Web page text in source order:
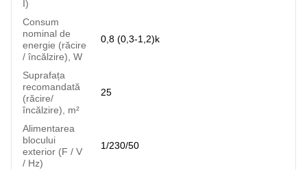
Î)
Consum
nominal de
energie (răcire
/ încălzire), W
0,8 (0,3-1,2)k
Suprafața
recomandată
(răcire/
încălzire), m²
25
Alimentarea
blocului
exterior (F / V
/ Hz)
1/230/50